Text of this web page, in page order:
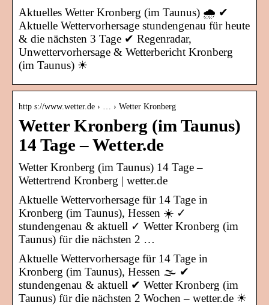
Aktuelles Wetter Kronberg (im Taunus) 🌧️ ✔
Aktuelle Wettervorhersage stundengenau für heute
& die nächsten 3 Tage ✔ Regenradar,
Unwettervorhersage & Wetterbericht Kronberg
(im Taunus) ☀
http s://www.wetter.de › … › Wetter Kronberg
Wetter Kronberg (im Taunus)
14 Tage – Wetter.de
Wetter Kronberg (im Taunus) 14 Tage –
Wettertrend Kronberg | wetter.de
Aktuelle Wettervorhersage für 14 Tage in
Kronberg (im Taunus), Hessen ☀️ ✓
stundengenau & aktuell ✓ Wetter Kronberg (im
Taunus) für die nächsten 2 …
Aktuelle Wettervorhersage für 14 Tage in
Kronberg (im Taunus), Hessen 🌫️ ✔
stundengenau & aktuell ✔ Wetter Kronberg (im
Taunus) für die nächsten 2 Wochen – wetter.de ☀